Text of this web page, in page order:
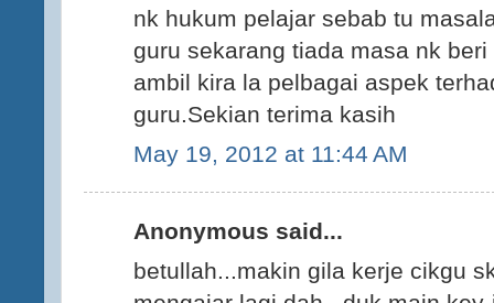
nk hukum pelajar sebab tu
guru sekarang tiada masa nk
ambil kira la pelbagai aspek
guru.Sekian terima kasih
May 19, 2012 at 11:44 AM
Anonymous said...
betullah...makin gila kerje cikgu